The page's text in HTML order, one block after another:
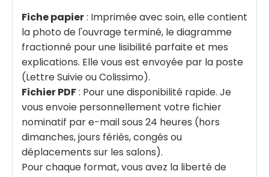
Fiche papier: Imprimée avec soin, elle contient
la photo de l'ouvrage terminé, le diagramme
fractionné pour une lisibilité parfaite et mes
explications. Elle vous est envoyée par la poste
(Lettre Suivie ou Colissimo).
Fichier PDF: Pour une disponibilité rapide. Je
vous envoie personnellement votre fichier
nominatif par e-mail sous 24 heures (hors
dimanches, jours fériés, congés ou
déplacements sur les salons).
Pour chaque format, vous avez la liberté de